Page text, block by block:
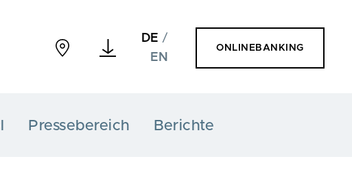
DE /
EN
ONLINEBANKING
Pressebereich Berichte